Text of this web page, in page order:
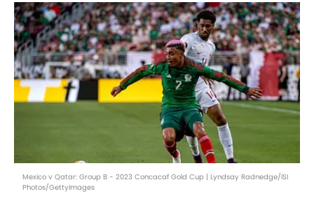
Mexico v Qatar: Group B - 2023 Concacaf Gold Cup | Lyndsay Radnedge/ISI
Photos/GettyImages